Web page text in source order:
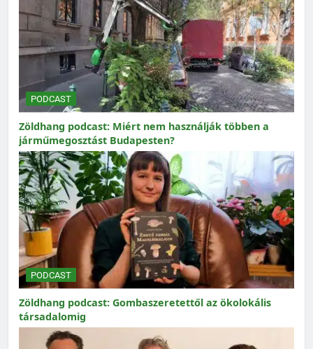
PODCAST
Zöldhang podcast: Miért nem használják többen a
járműmegosztást Budapesten?
PODCAST
Zöldhang podcast: Gombaszeretettől az ökolokális
társadalomig